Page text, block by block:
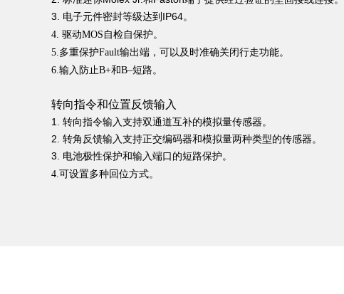
3. 电⼦元件密封等级达到IP64。
4. 驱动MOS⾃检⾃保护。
5.多重保护Fault输出端，可以及时准确关闭⾏⾛功能。
6.输⼊防止B+和B‒短路。
转向指令和位置反馈输⼊
1. 转向指令输⼊⽀持双通道互补的模拟量传感器。
2. 转⻆反馈输⼊⽀持正交编码器和模拟量两种类型的传感器。
3. 电池极性保护和输⼊端⼝的短路保护。
4.可设置多种回位⽅式。